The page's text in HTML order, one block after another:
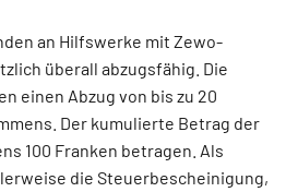
an Hilfswerke mit Zewo-
überall abzugsfähig. Die
einen Abzug von bis zu 20
Der kumulierte Betrag der
100 Franken betragen. Als
die Steuerbescheinigung,